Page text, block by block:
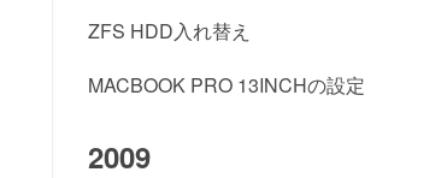
ZFS HDD入れ替え
MACBOOK PRO 13INCHの設定
2009